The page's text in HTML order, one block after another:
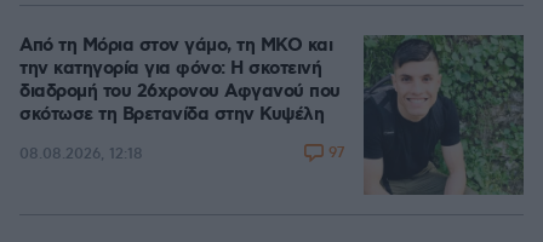
Από τη Μόρια στον γάμο, τη ΜΚΟ και
την κατηγορία για φόνο: Η σκοτεινή
διαδρομή του 26χρονου Αφγανού που
σκότωσε τη Βρετανίδα στην Κυψέλη
08.08.2026, 12:18 97